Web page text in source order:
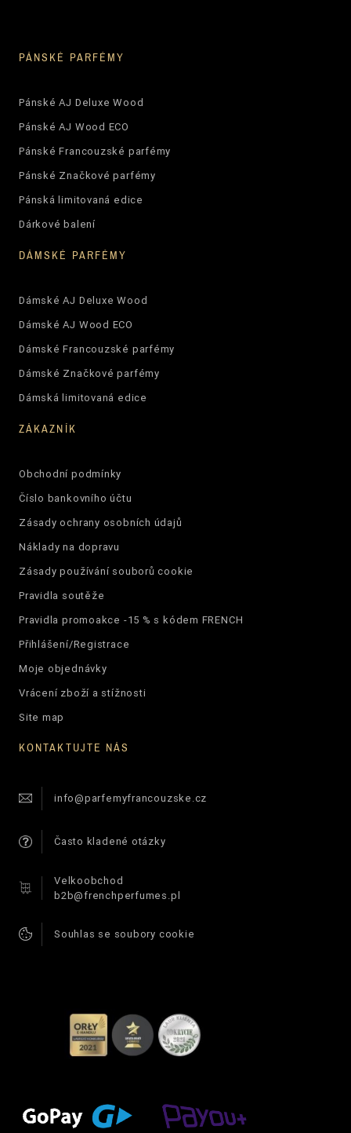
PÁNSKÉ PARFÉMY
Pánské AJ Deluxe Wood
Pánské AJ Wood ECO
Pánské Francouzské parfémy
Pánské Značkové parfémy
Pánská limitovaná edice
Dárkové balení
DÁMSKÉ PARFÉMY
Dámské AJ Deluxe Wood
Dámské AJ Wood ECO
Dámské Francouzské parfémy
Dámské Značkové parfémy
Dámská limitovaná edice
ZÁKAZNÍK
Obchodní podmínky
Číslo bankovního účtu
Zásady ochrany osobních údajů
Náklady na dopravu
Zásady používání souborů cookie
Pravidla soutěže
Pravidla promoakce -15 % s kódem FRENCH
Přihlášení/Registrace
Moje objednávky
Vrácení zboží a stížnosti
Site map
KONTAKTUJTE NÁS
info@parfemyfrancouzske.cz
Často kladené otázky
Velkoobchod
b2b@frenchperfumes.pl
Souhlas se soubory cookie